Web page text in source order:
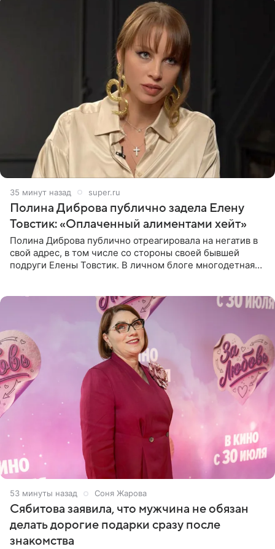
35 минут назад super.ru
Полина Диброва публично задела Елену
Товстик: «Оплаченный алиментами хейт»
Полина Диброва публично отреагировала на негатив в
свой адрес, в том числе со стороны своей бывшей
подруги Елены Товстик. В личном блоге многодетная
53 минуты назад Соня Жарова
Сябитова заявила, что мужчина не обязан
делать дорогие подарки сразу после
знакомства